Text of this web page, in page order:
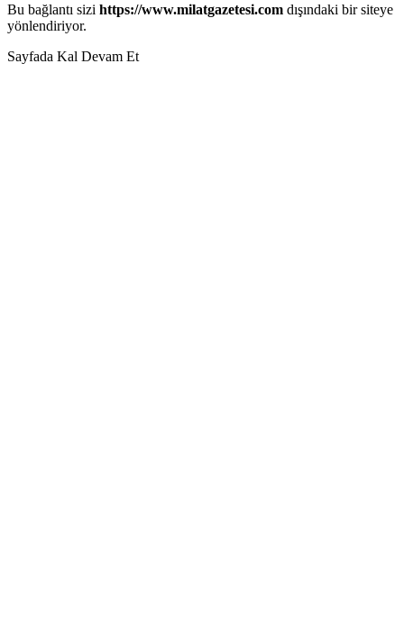
Bu bağlantı sizi https://www.milatgazetesi.com dışındaki bir siteye
yönlendiriyor.
Sayfada Kal Devam Et